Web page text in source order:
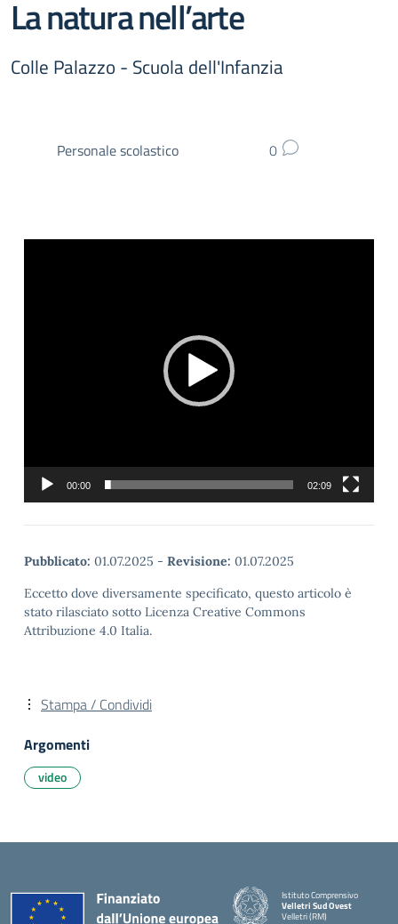
La natura nell’arte
Colle Palazzo - Scuola dell'Infanzia
Personale scolastico 0
00:00 02:09
Pubblicato: 01.07.2025 - Revisione: 01.07.2025
Eccetto dove diversamente specificato, questo articolo è
stato rilasciato sotto Licenza Creative Commons
Attribuzione 4.0 Italia.
Stampa / Condividi
Argomenti
video
Istituto Comprensivo
Velletri Sud Ovest
Velletri (RM)